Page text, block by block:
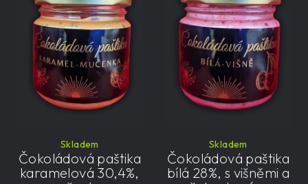
Skladem
Čokoládová paštika
karamelová 30,4%,
Skladem
Čokoládová paštika
bílá 28%, s višněmi a